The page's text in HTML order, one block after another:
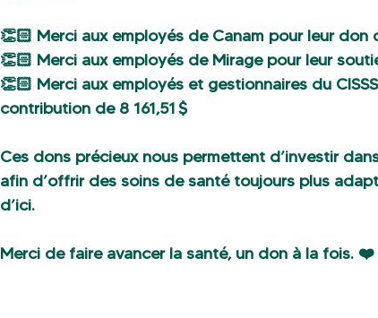
👏🏻 Merci aux employés de Canam pour leur don
👏🏻 Merci aux employés de Mirage pour leur
👏🏻 Merci aux employés et gestionnaires du
contribution de 8 161,51 $
Ces dons précieux nous permettent d’investir
afin d’offrir des soins de santé toujours plus
d’ici.
Merci de faire avancer la santé, un don à la fois. ❤️